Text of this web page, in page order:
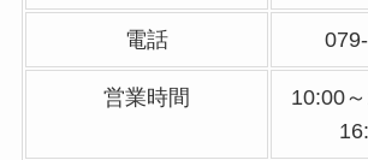
電話
営業時間
10:00